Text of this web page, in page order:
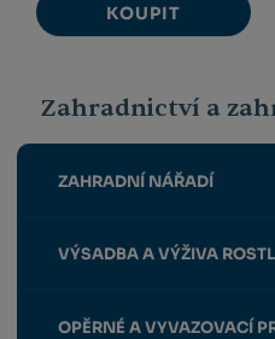
KOUPIT
Zahradnictví a
ZAHRADNÍ NÁŘADÍ
VÝSADBA A VÝŽIVA
OPĚRNÉ A VYVAZOVACÍ